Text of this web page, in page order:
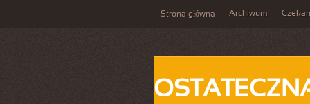
Strona główna Archiwum